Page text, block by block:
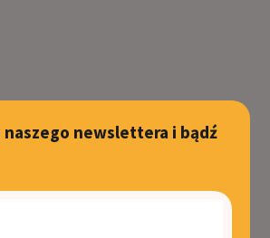
naszego newslettera i bądź